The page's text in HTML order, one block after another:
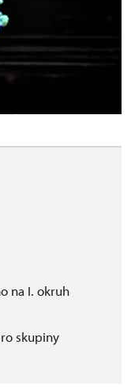
na I. okruh
skupiny